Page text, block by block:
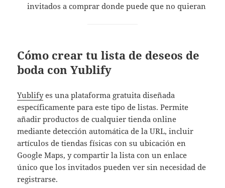
invitados a comprar donde puede que no quieran
Cómo crear tu lista de deseos de
boda con Yublify
Yublifyes una plataforma gratuita diseñada
específicamente para este tipo de listas. Permite
añadir productos de cualquier tienda online
mediante detección automática de la URL, incluir
artículos de tiendas físicas con su ubicación en
Google Maps, y compartir la lista con un enlace
único que los invitados pueden ver sin necesidad de
registrarse.